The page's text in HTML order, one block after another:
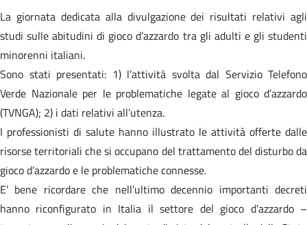
La giornata dedicata alla divulgazione dei risultati relativi agli
studi sulle abitudini di gioco d’azzardo tra gli adulti e gli studenti
minorenni italiani.
Sono stati presentati: 1) l’attività svolta dal Servizio Telefono
Verde Nazionale per le problematiche legate al gioco d’azzardo
(TVNGA); 2) i dati relativi all’utenza.
I professionisti di salute hanno illustrato le attività offerte dalle
risorse territoriali che si occupano del trattamento del disturbo da
gioco d’azzardo e le problematiche connesse.
E’ bene ricordare che nell’ultimo decennio importanti decreti
hanno riconfigurato in Italia il settore del gioco d’azzardo –